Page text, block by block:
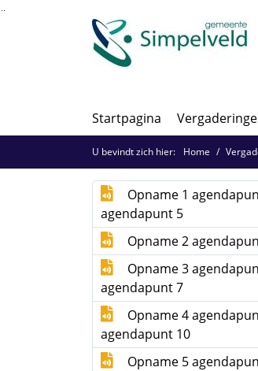
Ga naar de inhoud van deze pagina
Ga naar het zoeken
Ga naar het menu
Startpagina
U bevindt zich hier: Home
Opname 1
agendapunt 5
Opname 2
Opname 3
agendapunt 7
Opname 4
agendapunt 10
Opname 5